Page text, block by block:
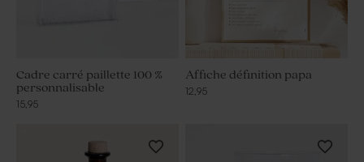
Cadre carré paillette 100 %
personnalisable
15,95
Affiche définition papa
12,95